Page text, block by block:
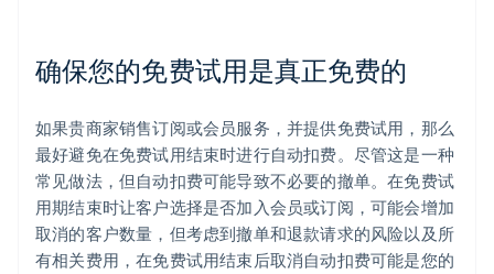
确保您的免费试用是真正免费的
如果贵商家销售订阅或会员服务，并提供免费试用，那么
最好避免在免费试用结束时进行自动扣费。尽管这是一种
常见做法，但自动扣费可能导致不必要的撤单。在免费试
用期结束时让客户选择是否加入会员或订阅，可能会增加
取消的客户数量，但考虑到撤单和退款请求的风险以及所
有相关费用，在免费试用结束后取消自动扣费可能是您的